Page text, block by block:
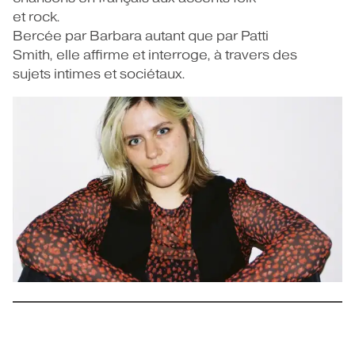
et rock.
Bercée par Barbara autant que par Patti
Smith, elle affirme et interroge, à travers des
sujets intimes et sociétaux.